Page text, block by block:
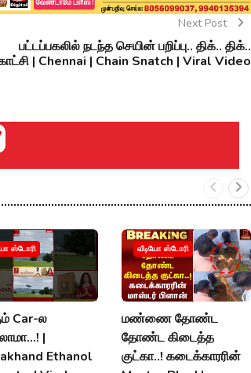
Next Post
பட்டப்பகலில் நடந்த செயின் பறிப்பு.. திக்.. திக்..
| Chennai | Chain Snatch | Viral Video
ஸ்டோரி
Car-ல
|
Ethanol
வீடியோ ஸ்டோரி
மண்ணை தோண்ட
தோண்ட கிடைத்த
குட்கா..! கடைக்காரரின்